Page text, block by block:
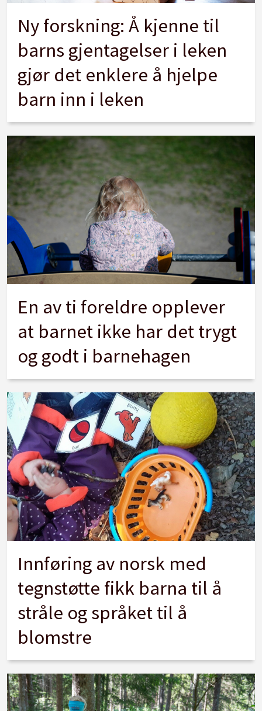
Ny forskning: Å kjenne til
barns gjentagelser i leken
gjør det enklere å hjelpe
barn inn i leken
En av ti foreldre opplever
at barnet ikke har det trygt
og godt i barnehagen
Innføring av norsk med
tegnstøtte fikk barna til å
stråle og språket til å
blomstre